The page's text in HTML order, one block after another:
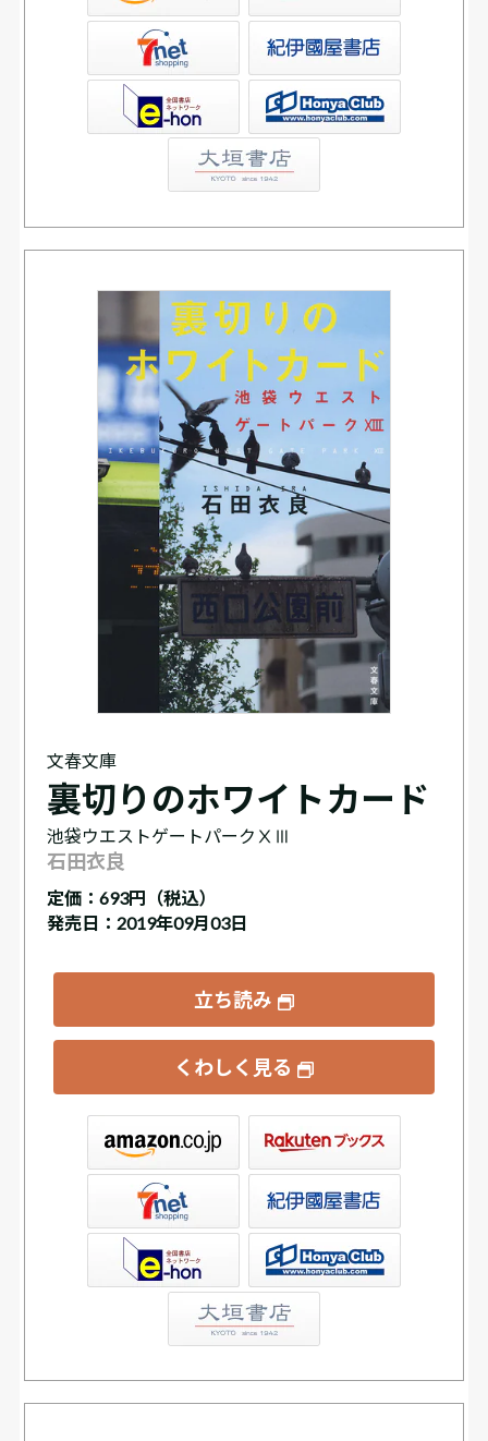
書店ウェブストア
文春文庫
裏切りのホワイトカード
池袋ウエストゲートパークⅩⅢ
石田衣良
定価： 693円（税込）
発売日：2019年09月03日
立ち読み
くわしく見る
書店ウェブストア